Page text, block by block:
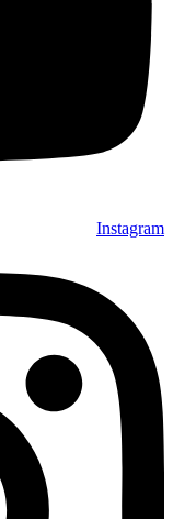
Instagram